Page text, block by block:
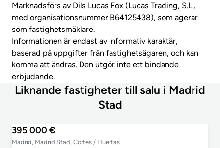
Marknadsförs av Dils Lucas Fox (Lucas Trading, S.L.,
med organisationsnummer B64125438), som agerar
som fastighetsmäklare.
Informationen är endast av informativ karaktär,
baserad på uppgifter från fastighetsägaren, och kan
komma att ändras. Den utgör inte ett bindande
erbjudande.
Liknande fastigheter till salu i Madrid
Stad
395 000 €
Madrid, Madrid Stad, Cortes / Huertas